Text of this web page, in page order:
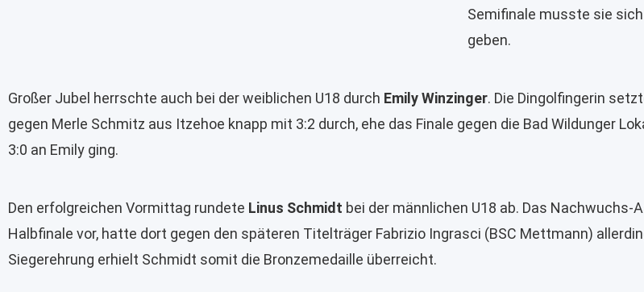
Semifinale musste sie
geben.
Großer Jubel herrschte auch bei der weiblichen U18 durch Emily Winzinger. Die Dingolfingerin
gegen Merle Schmitz aus Itzehoe knapp mit 3:2 durch, ehe das Finale gegen die Bad Wildunger
3:0 an Emily ging.
Den erfolgreichen Vormittag rundete Linus Schmidt bei der männlichen U18 ab. Das
Halbfinale vor, hatte dort gegen den späteren Titelträger Fabrizio Ingrasci (BSC Mettmann)
Siegerehrung erhielt Schmidt somit die Bronzemedaille überreicht.